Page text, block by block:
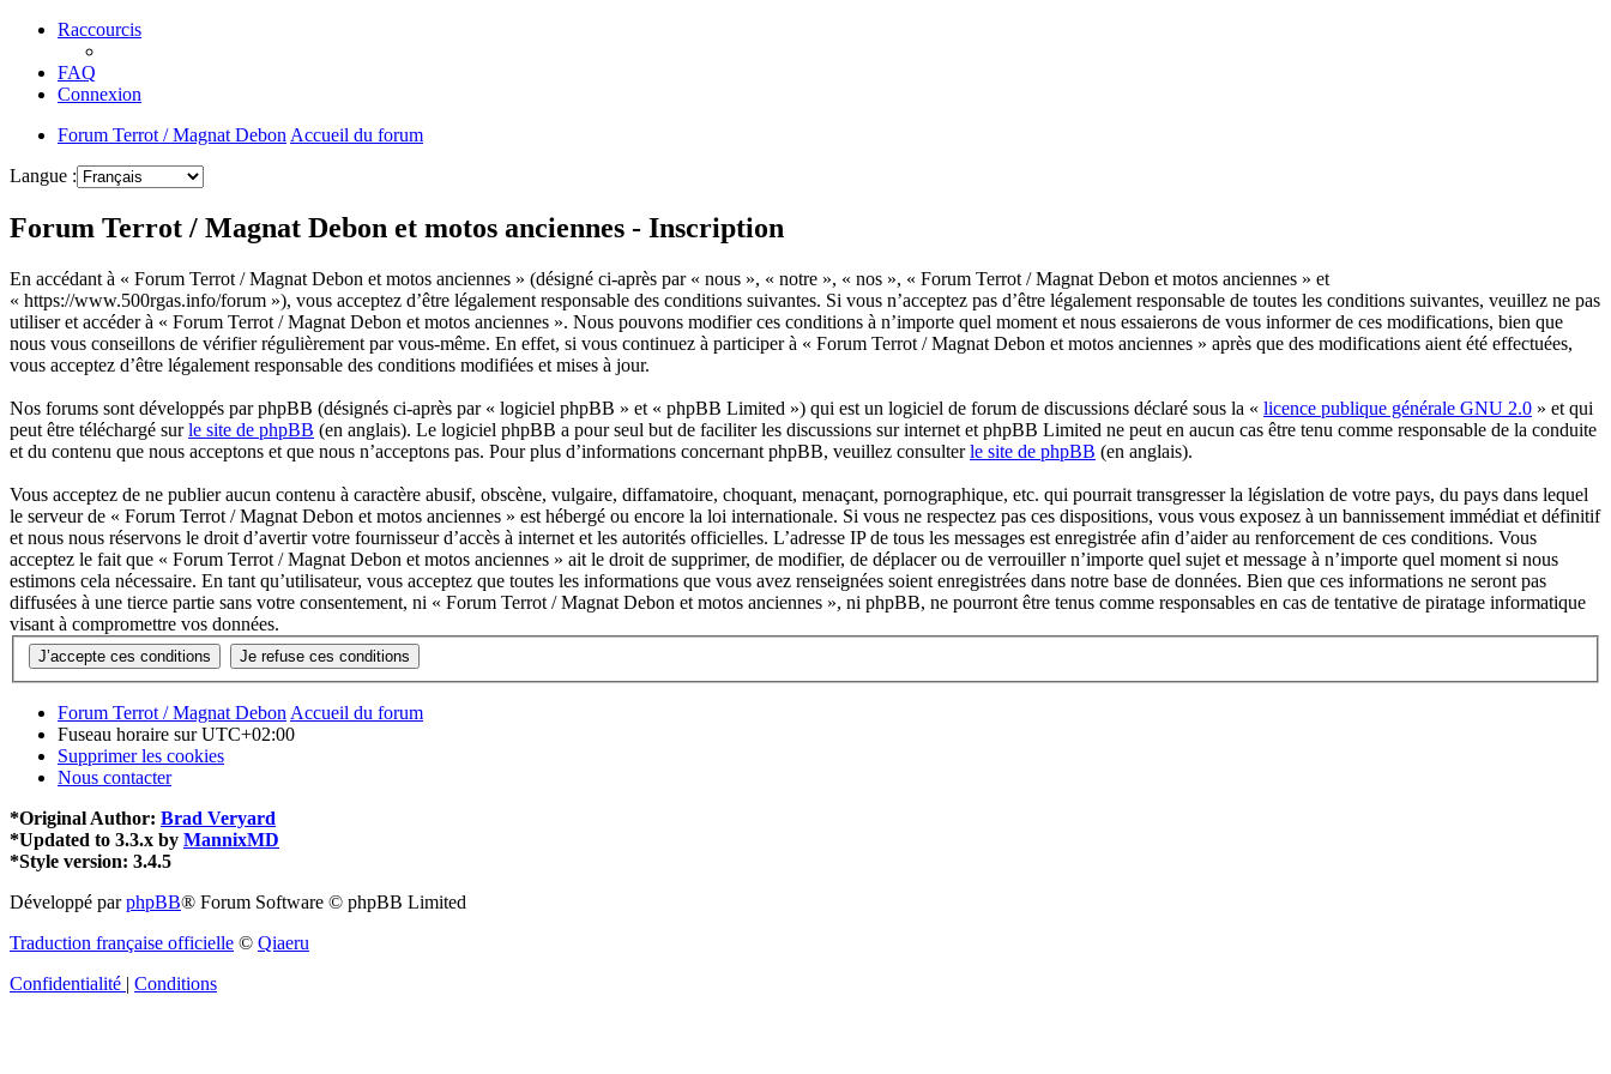
Raccourcis
FAQ
Connexion
Forum Terrot / Magnat Debon Accueil du forum
Langue :
Forum Terrot / Magnat Debon et motos anciennes - Inscription
En accédant à « Forum Terrot / Magnat Debon et motos anciennes » (désigné ci-après par « nous », « notre », « nos », « Forum Terrot / Magnat Debon et motos anciennes » et
« https://www.500rgas.info/forum »), vous acceptez d’être légalement responsable des conditions suivantes. Si vous n’acceptez pas d’être légalement responsable de toutes les conditions suivantes, veuillez ne pas
utiliser et accéder à « Forum Terrot / Magnat Debon et motos anciennes ». Nous pouvons modifier ces conditions à n’importe quel moment et nous essaierons de vous informer de ces modifications, bien que
nous vous conseillons de vérifier régulièrement par vous-même. En effet, si vous continuez à participer à « Forum Terrot / Magnat Debon et motos anciennes » après que des modifications aient été effectuées,
vous acceptez d’être légalement responsable des conditions modifiées et mises à jour.
Nos forums sont développés par phpBB (désignés ci-après par « logiciel phpBB » et « phpBB Limited ») qui est un logiciel de forum de discussions déclaré sous la « licence publique générale GNU 2.0 » et qui
peut être téléchargé surle site de phpBB (en anglais). Le logiciel phpBB a pour seul but de faciliter les discussions sur internet et phpBB Limited ne peut en aucun cas être tenu comme responsable de la conduite
et du contenu que nous acceptons et que nous n’acceptons pas. Pour plus d’informations concernant phpBB, veuillez consulterle site de phpBB (en anglais).
Vous acceptez de ne publier aucun contenu à caractère abusif, obscène, vulgaire, diffamatoire, choquant, menaçant, pornographique, etc. qui pourrait transgresser la législation de votre pays, du pays dans lequel
le serveur de « Forum Terrot / Magnat Debon et motos anciennes » est hébergé ou encore la loi internationale. Si vous ne respectez pas ces dispositions, vous vous exposez à un bannissement immédiat et définitif
et nous nous réservons le droit d’avertir votre fournisseur d’accès à internet et les autorités officielles. L’adresse IP de tous les messages est enregistrée afin d’aider au renforcement de ces conditions. Vous
acceptez le fait que « Forum Terrot / Magnat Debon et motos anciennes » ait le droit de supprimer, de modifier, de déplacer ou de verrouiller n’importe quel sujet et message à n’importe quel moment si nous
estimons cela nécessaire. En tant qu’utilisateur, vous acceptez que toutes les informations que vous avez renseignées soient enregistrées dans notre base de données. Bien que ces informations ne seront pas
diffusées à une tierce partie sans votre consentement, ni « Forum Terrot / Magnat Debon et motos anciennes », ni phpBB, ne pourront être tenus comme responsables en cas de tentative de piratage informatique
visant à compromettre vos données.
Forum Terrot / Magnat DebonAccueil du forum
Fuseau horaire surUTC+02:00
Supprimer les cookies
Nous contacter
*Original Author: Brad Veryard
*Updated to 3.3.x by MannixMD
*Style version: 3.4.5
Développé parphpBB® Forum Software © phpBB Limited
Traduction française officielle © Qiaeru
Confidentialité | Conditions